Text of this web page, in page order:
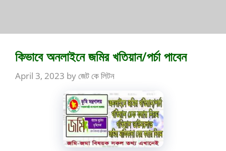
কিভাবে অনলাইনে জমির খতিয়ান/পর্চা পাবেন
April 3, 2023 byজেট কে লিটন